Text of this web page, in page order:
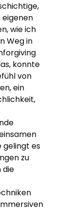
wie ich
Weg in
konnte
von
ein
gelingt es
zu
die